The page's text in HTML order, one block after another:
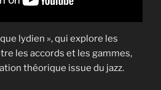
lydien », qui explore les
les accords et les gammes,
théorique issue du jazz.